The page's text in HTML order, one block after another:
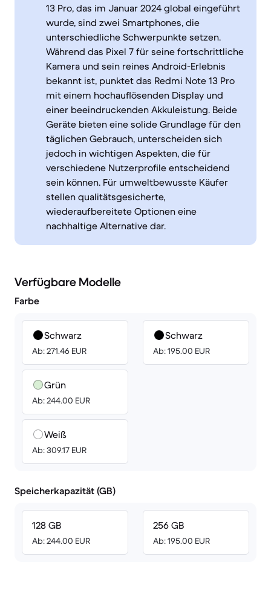
13 Pro, das im Januar 2024 global eingeführt
wurde, sind zwei Smartphones, die
unterschiedliche Schwerpunkte setzen.
Während das Pixel 7 für seine fortschrittliche
Kamera und sein reines Android-Erlebnis
bekannt ist, punktet das Redmi Note 13 Pro
mit einem hochauflösenden Display und
einer beeindruckenden Akkuleistung. Beide
Geräte bieten eine solide Grundlage für den
täglichen Gebrauch, unterscheiden sich
jedoch in wichtigen Aspekten, die für
verschiedene Nutzerprofile entscheidend
sein können. Für umweltbewusste Käufer
stellen qualitätsgesicherte,
wiederaufbereitete Optionen eine
nachhaltige Alternative dar.
Verfügbare Modelle
Farbe
Schwarz
Ab: 271.46 EUR
Grün
Ab: 244.00 EUR
Weiß
Ab: 309.17 EUR
Schwarz
Ab: 195.00 EUR
Speicherkapazität (GB)
128 GB
Ab: 244.00 EUR
256 GB
Ab: 195.00 EUR